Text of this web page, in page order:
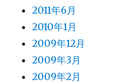
2011年6月
2010年1月
2009年12月
2009年3月
2009年2月